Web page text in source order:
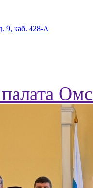
9, каб. 428-А